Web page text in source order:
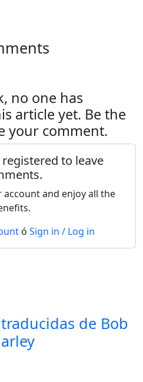
no one has
article yet. Be the
your comment.
to leave
and enjoy all the
ó Sign in / Log in
de Bob